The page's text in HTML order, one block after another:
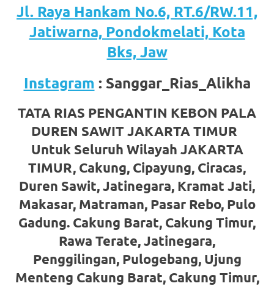
24
Hours
replica
rolex.
Discover
More
Here
loanswatches.com.
Wiht
80%
Discount
Jl. Raya Hankam No.6, RT.6/RW.11,
Jatiwarna, Pondokmelati, Kota
Bks, Jaw
Instagram : Sanggar_Rias_Alikha
TATA RIAS PENGANTIN KEBON PALA
DUREN SAWIT JAKARTA TIMUR
Untuk Seluruh Wilayah JAKARTA
TIMUR, Cakung, Cipayung, Ciracas,
Duren Sawit, Jatinegara, Kramat Jati,
Makasar, Matraman, Pasar Rebo, Pulo
Gadung. Cakung Barat, Cakung Timur,
Rawa Terate, Jatinegara,
Penggilingan, Pulogebang, Ujung
Menteng Cakung Barat, Cakung Timur,